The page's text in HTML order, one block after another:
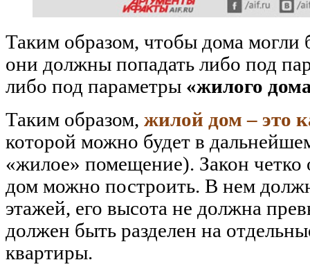
Таким образом, чтобы дома могли
они должны попадать либо под
либо под параметры «жилого
Таким образом, жилой дом – это
которой можно будет в
«жилое» помещение). Закон четко
дом можно построить. В нем
этажей, его высота не должна
должен быть разделен на
квартиры.